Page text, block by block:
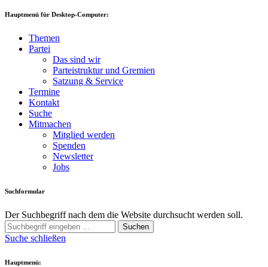
Hauptmenü für Desktop-Computer:
Themen
Partei
Das sind wir
Parteistruktur und Gremien
Satzung & Service
Termine
Kontakt
Suche
Mitmachen
Mitglied werden
Spenden
Newsletter
Jobs
Suchformular
Der Suchbegriff nach dem die Website durchsucht werden soll.
Suchen
Suche schließen
Hauptmenü: